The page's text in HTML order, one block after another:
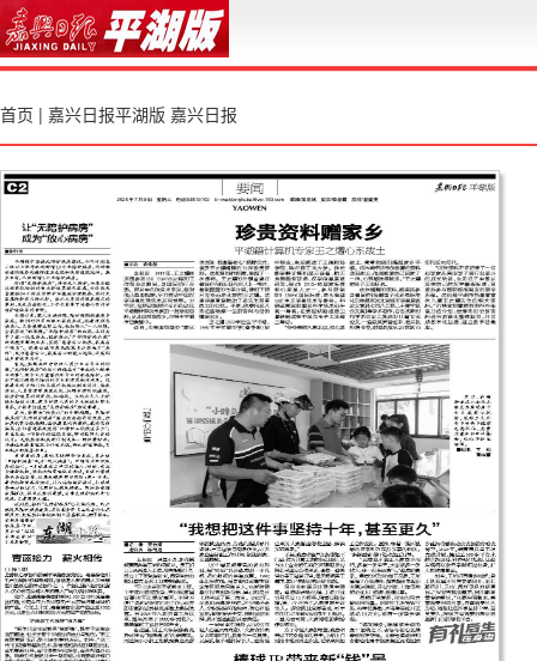
首页 | 嘉兴日报平湖版 嘉兴日报